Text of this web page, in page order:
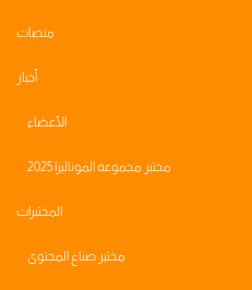
منصات
أخبار
الأعضاء
مختبر مجموعه الموناليزا 2025
المختبرات
مختبر صناع المحتوى